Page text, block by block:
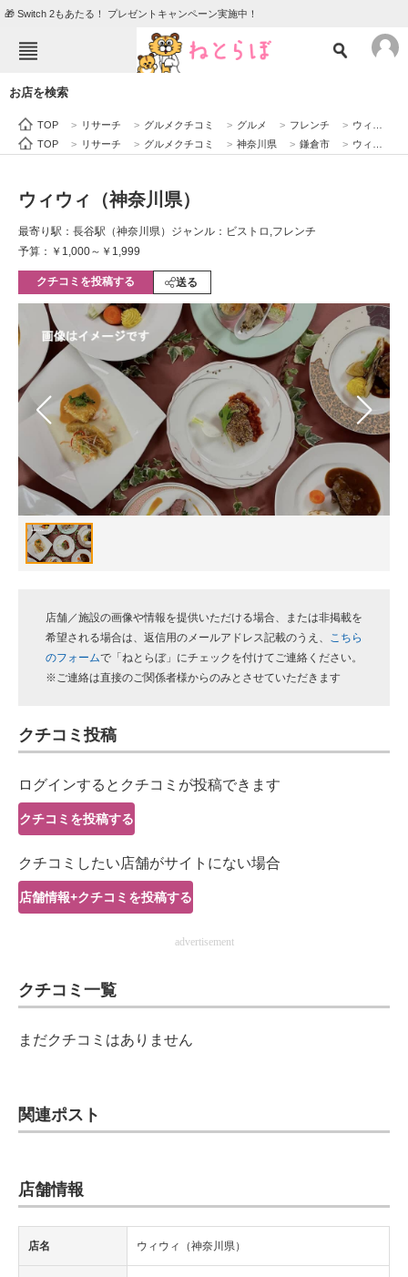
🎁 Switch 2もあたる！ プレゼントキャンペーン実施中！
エンタメ クイズ
住まい
動物
会員記事
メディア
注目記事を集めた総合ページ
ITの今と未来を見通す
スマホと通信の最新トレンド
進化するPCとデバイスの未来
好きが集まる 比べて選べる
ビジネスと働き方のヒント
企業ITのトレンドを詳説
経営リーダーのコミュニティ
ITエンジニア向け専門サイト
企業向けIT製品の総合サイト
IT製品の技術・比較・事例
製造業のIT導入・活用を支援
エレクトロニクス専門サイト
電子設計の基本と応用
ちょっと気になるネットの話題
お店を検索
TOP > リサーチ > グルメクチコミ > グルメ > フレンチ > ウィウィ（神奈川県）
TOP
> リサーチ > グルメクチコミ > 神奈川県 > 鎌倉市 > ウィウィ（神奈川県）
ウィウィ（神奈川県）
最寄り駅：長谷駅（神奈川県） ジャンル：ビストロ,フレンチ
予算：￥1,000～￥1,999
クチコミを投稿する 送る
店舗／施設の画像や情報を提供いただける場合、または非掲載を
希望される場合は、返信用のメールアドレス記載のうえ、
こちら
のフォームで「ねとらぼ」にチェックを付けてご連絡ください。
※ご連絡は直接のご関係者様からのみとさせていただきます
クチコミ投稿
ログインするとクチコミが投稿できます
クチコミを投稿する
クチコミしたい店舗がサイトにない場合
店舗情報+クチコミを投稿する
advertisement
クチコミ一覧
まだクチコミはありません
関連ポスト
店舗情報
店名 ウィウィ（神奈川県）